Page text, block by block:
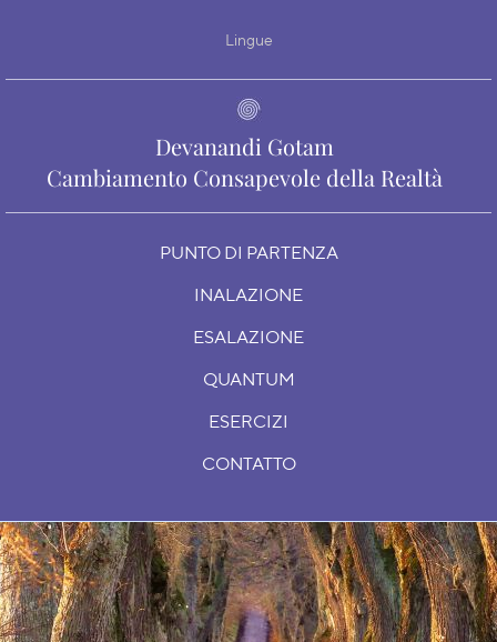
Lingue
Devanandi Gotam
Cambiamento Consapevole della Realtà
PUNTO DI PARTENZA
INALAZIONE
ESALAZIONE
QUANTUM
ESERCIZI
CONTATTO